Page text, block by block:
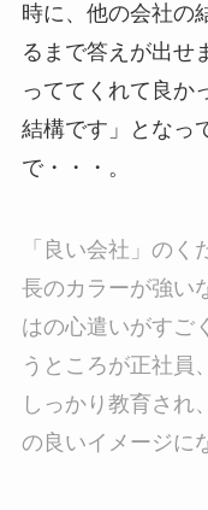
時に、他の会社の
るまで答えが出せ
っててくれて良か
結構です」となっ
で・・・。
「良い会社」の
長のカラーが強い
はの心遣いがすご
うところが正社員
しっかり教育され
の良いイメージに